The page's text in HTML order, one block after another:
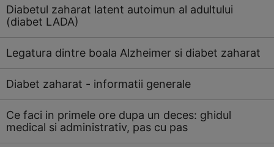
Diabetul zaharat latent autoimun al adultului
(diabet LADA)
Legatura dintre boala Alzheimer si diabet zaharat
Diabet zaharat - informatii generale
Ce faci in primele ore dupa un deces: ghidul
medical si administrativ, pas cu pas